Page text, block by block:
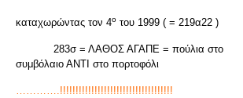
καταχωρώντας τον 4ο του 1999 ( = 219α22 )
283σ = ΛΑΘΟΣ ΑΓΑΠΕ = πούλια στο
συμβόλαιο ΑΝΤΙ στο πορτοφόλι
………….!!!!!!!!!!!!!!!!!!!!!!!!!!!!!!!!!!!!